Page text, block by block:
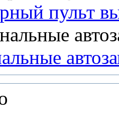
пульт